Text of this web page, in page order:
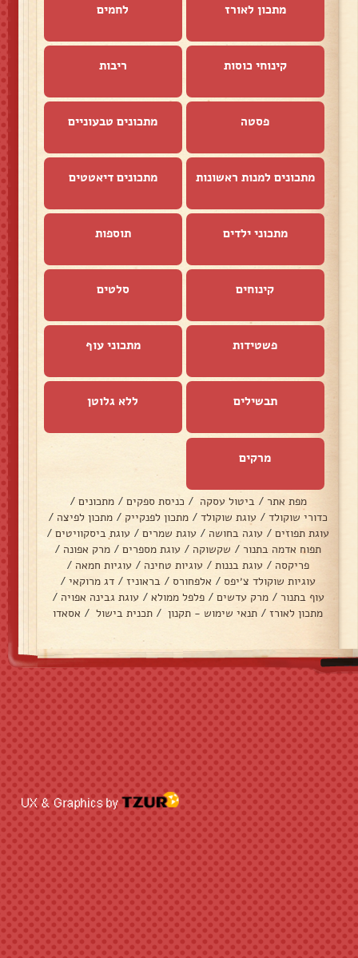
מתכון לאורז לחמים
קינוחי כוסות ריבות
פסטה מתכונים טבעוניים
מתכונים למנות ראשונות מתכונים דיאטטים
מתכוני ילדים תוספות
קינוחים סלטים
פשטידות מתכוני עוף
תבשילים ללא גלוטן
מרקים
מפת אתר / ביטול עסקה / כניסת ספקים / מתכונים /
כדורי שוקולד / עוגת שוקולד / מתכון לפנקייק / מתכון לפיצה /
עוגת תפוזים / עוגה בחושה / עוגת שמרים / עוגת ביסקוויטים /
תפוח אדמה בתנור / שקשוקה / עוגת מספרים / מרק אפונה /
פריקסה / עוגת בננות / עוגיות טחינה / עוגיות חמאה /
עוגיות שוקולד צ׳יפס / אלפחורס / בראוניז / דג מרוקאי /
עוף בתנור / מרק עדשים / פלפל ממולא / עוגת גבינה אפויה /
מתכון לאורז / תנאי שימוש - תקנון / תכנית בישול / אסאדו